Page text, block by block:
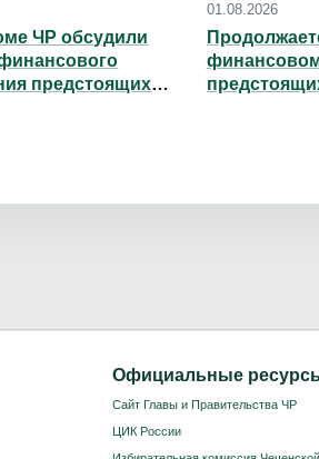
ЧР обсудили
предстоящих
01.08.2026
Официальные
Сайт Главы и Правительства ЧР
ЦИК России